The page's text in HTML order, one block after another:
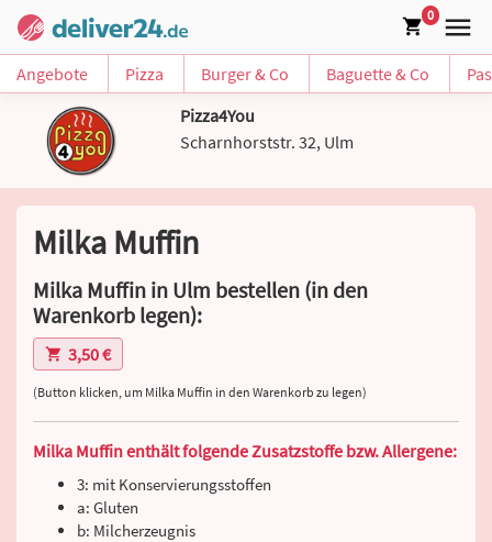
0
Angebote Pizza Burger & Co Baguette & Co
Pizza4You
Scharnhorststr. 32, Ulm
Milka Muffin
Milka Muffin in Ulm bestellen (in den
Warenkorb legen):
3,50 €
(Button klicken, um Milka Muffin in den Warenkorb zu legen)
Milka Muffin enthält folgende Zusatzstoffe bzw. Allergene:
3: mit Konservierungsstoffen
a: Gluten
b: Milcherzeugnis